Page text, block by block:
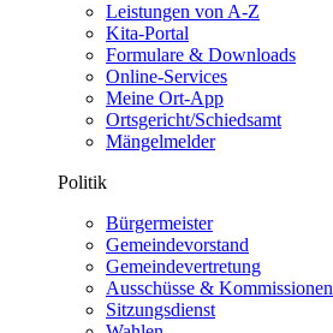
Leistungen von A-Z
Kita-Portal
Formulare & Downloads
Online-Services
Meine Ort-App
Ortsgericht/Schiedsamt
Mängelmelder
Politik
Bürgermeister
Gemeindevorstand
Gemeindevertretung
Ausschüsse & Kommissionen
Sitzungsdienst